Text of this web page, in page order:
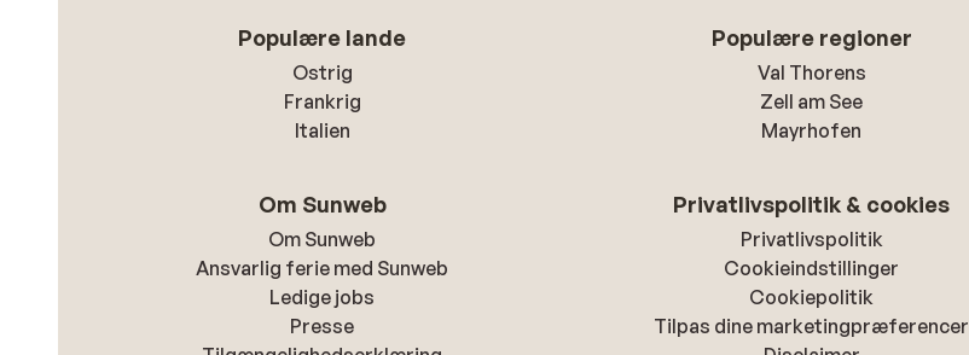
Populære lande
Ostrig
Frankrig
Italien
Populære regioner
Val Thorens
Zell am See
Mayrhofen
Om Sunweb
Om Sunweb
Ansvarlig ferie med Sunweb
Ledige jobs
Presse
Privatlivspolitik & cookies
Privatlivspolitik
Cookieindstillinger
Cookiepolitik
Tilpas dine marketingpræferencer